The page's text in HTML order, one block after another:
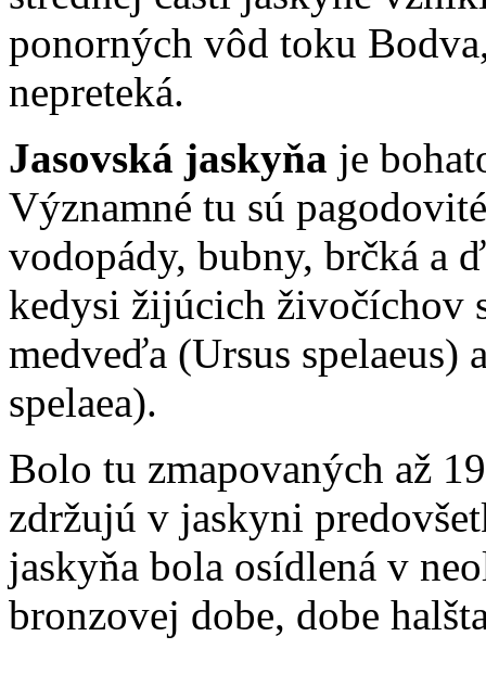
ponorných vôd toku
nepreteká.
Jasovská jaskyňa je
Významné tu sú
vodopády, bubny, brčká a
kedysi žijúcich živočíchov
medveďa (Ursus spelaeus)
spelaea).
Bolo tu zmapovaných až
zdržujú v jaskyni
jaskyňa bola osídlená v
bronzovej dobe, dobe